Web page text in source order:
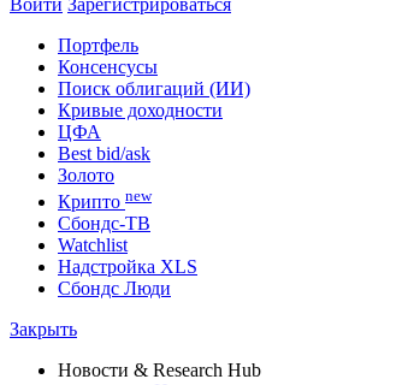
Войти Зарегистрироваться
Портфель
Консенсусы
Поиск облигаций (ИИ)
Кривые доходности
ЦФА
Best bid/ask
Золото
Криптоnew
Сбондс-ТВ
Надстройка XLS
Сбондс Люди